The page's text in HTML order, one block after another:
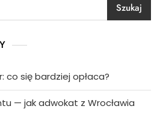
Szukaj
co się bardziej opłaca?
— jak adwokat z Wrocławia